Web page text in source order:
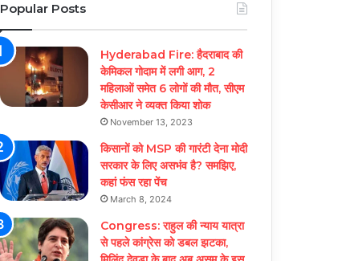
Popular Posts
Hyderabad Fire: हैदराबाद की
केमिकल गोदाम में लगी आग, 2
महिलाओं समेत 6 लोगों की मौत, सीएम
केसीआर ने व्यक्त किया शोक
November 13, 2023
किसानों को MSP की गारंटी देना मोदी
सरकार के लिए असभंव है? समझिए,
कहां फंस रहा पेंच
March 8, 2024
Congress: राहुल की न्याय यात्रा
से पहले कांग्रेस को डबल झटका,